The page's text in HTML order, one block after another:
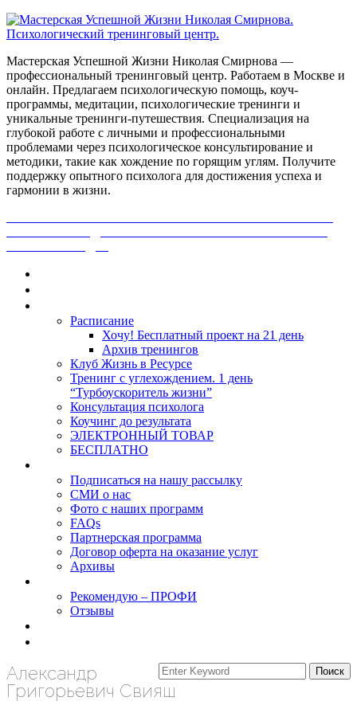
Мастерская Успешной Жизни Николая Смирнова —
профессиональный тренинговый центр. Работаем в Москве и
онлайн. Предлагаем психологическую помощь, коуч-
программы, медитации, психологические тренинги и
уникальные тренинги-путешествия. Специализация на
глубокой работе с личными и профессиональными
проблемами через психологическое консультирование и
методики, такие как хождение по горящим углям. Получите
поддержку опытного психолога для достижения успеха и
гармонии в жизни.
Расписание
Хочу! Бесплатный проект на 21 день
Архив тренингов
Клуб Жизнь в Ресурсе
Тренинг с углехождением. 1 день
“Турбоускоритель жизни”
Консультация психолога
Коучинг до результата
ЭЛЕКТРОННЫЙ ТОВАР
БЕСПЛАТНО
Подписаться на нашу рассылку
СМИ о нас
Фото с наших программ
FAQs
Партнерская программа
Договор оферта на оказание услуг
Архивы
Рекомендую – ПРОФИ
Отзывы
Александр
Григорьевич Свияш